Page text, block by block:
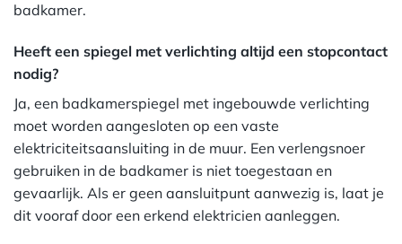
badkamer.
Heeft een spiegel met verlichting altijd een stopcontact
nodig?
Ja, een badkamerspiegel met ingebouwde verlichting
moet worden aangesloten op een vaste
elektriciteitsaansluiting in de muur. Een verlengsnoer
gebruiken in de badkamer is niet toegestaan en
gevaarlijk. Als er geen aansluitpunt aanwezig is, laat je
dit vooraf door een erkend elektricien aanleggen.